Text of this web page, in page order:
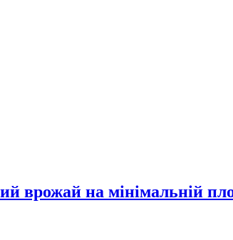
врожай на мінімальній